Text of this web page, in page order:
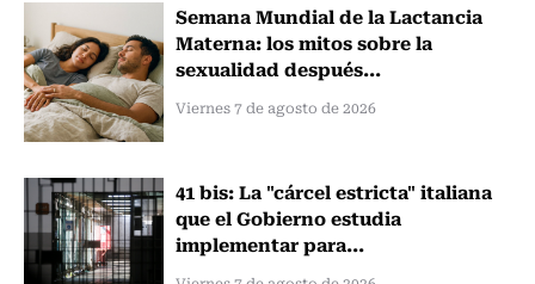
Semana Mundial de la Lactancia
Materna: los mitos sobre la
sexualidad después...
Viernes 7 de agosto de 2026
41 bis: La "cárcel estricta" italiana
que el Gobierno estudia
implementar para...